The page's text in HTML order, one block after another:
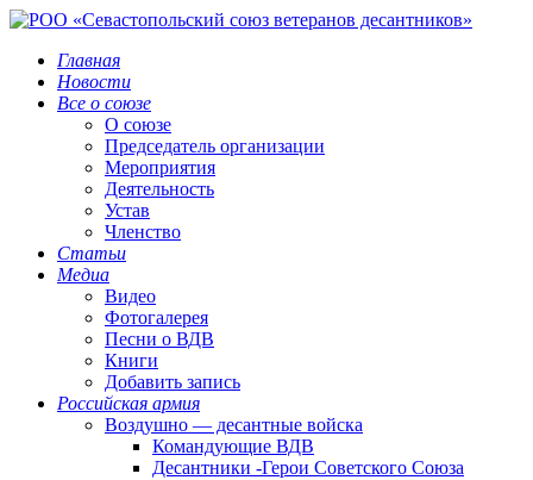
Главная
Новости
Все о союзе
О союзе
Председатель организации
Мероприятия
Деятельность
Устав
Членство
Статьи
Медиа
Видео
Фотогалерея
Песни о ВДВ
Книги
Добавить запись
Российская армия
Воздушно — десантные войска
Командующие ВДВ
Десантники -Герои Советского Союза